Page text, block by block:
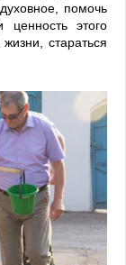
помочь
ценность этого
стараться